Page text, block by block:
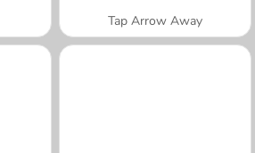
Tap Arrow Away